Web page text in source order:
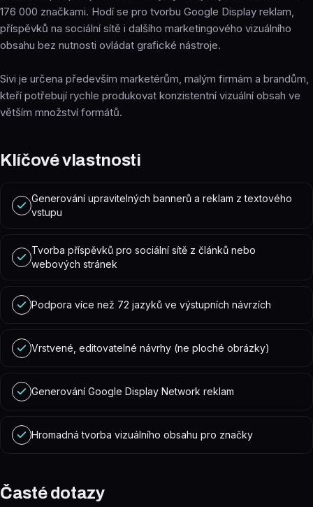
176 000 značkami. Hodí se pro tvorbu Google Display reklam,
příspěvků na sociální sítě i dalšího marketingového vizuálního
obsahu bez nutnosti ovládat grafické nástroje.
Sivi je určena především marketérům, malým firmám a brandům,
kteří potřebují rychle produkovat konzistentní vizuální obsah ve
větším množství formátů.
Klíčové vlastnosti
Generování upravitelných bannerů a reklam z textového
vstupu
Tvorba příspěvků pro sociální sítě z článků nebo
webových stránek
Podpora více než 72 jazyků ve výstupních návrzích
Vrstvené, editovatelné návrhy (ne ploché obrázky)
Generování Google Display Network reklam
Hromadná tvorba vizuálního obsahu pro značky
Časté dotazy